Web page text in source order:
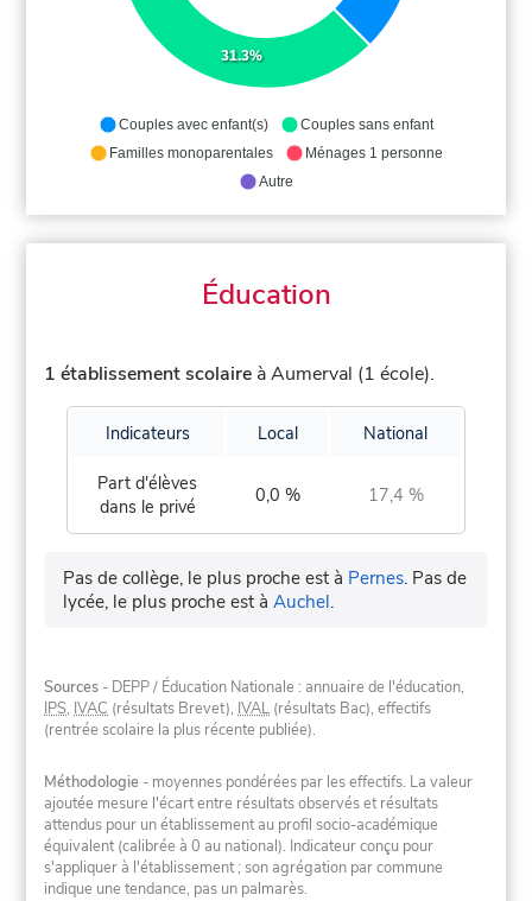
31.3%
Couples avec enfant(s)
Couples sans enfant
Familles monoparentales
Ménages 1 personne
Autre
Éducation
1 établissement scolaire à Aumerval (1 école).
Indicateurs Local National
Part d'élèves
dans le privé
0,0 % 17,4 %
Pas de collège, le plus proche est à Pernes. Pas de
lycée, le plus proche est àAuchel.
Sources - DEPP / Éducation Nationale : annuaire de l'éducation,
IPS, IVAC (résultats Brevet), IVAL (résultats Bac), effectifs
(rentrée scolaire la plus récente publiée).
Méthodologie - moyennes pondérées par les effectifs. La valeur
ajoutée mesure l'écart entre résultats observés et résultats
attendus pour un établissement au profil socio-académique
équivalent (calibrée à 0 au national). Indicateur conçu pour
s'appliquer à l'établissement ; son agrégation par commune
indique une tendance, pas un palmarès.